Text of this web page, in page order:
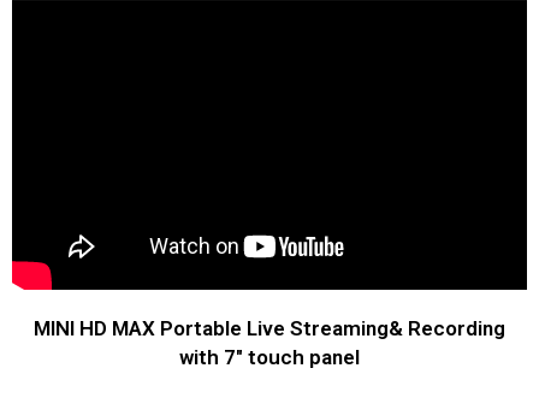
MINI HD MAX Portable Live Streaming& Recording
with 7" touch panel